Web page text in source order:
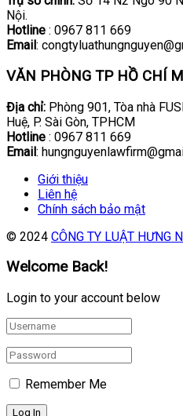
Nội.
Hotline : 0967 811 669
Email:
VĂN PHÒNG TP HỒ CHÍ
Địa chỉ: Phòng 901, Tòa nhà
Huệ, P. Sài Gòn, TPHCM
Hotline : 0967 811 669
Email:
Giới thiệu
Liên hệ
Chính sách bảo mật
© 2024 CÔNG TY LUẬT HƯNG
Welcome Back!
Login to your account below
Remember Me